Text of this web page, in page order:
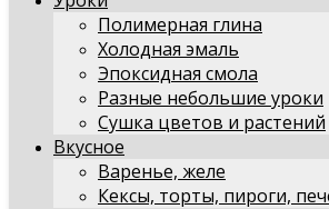
Полимерная глина
Холодная эмаль
Эпоксидная смола
Разные небольшие уроки
Сушка цветов и растений
Вкусное
Варенье, желе
Кексы, торты, пироги,